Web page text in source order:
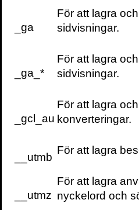
Expressen Dina
beteendeknepen som
IRåd & Rön
skriver
mitt eget behov av att
då och då…
_ga
För att lagra
sidvisningar.
_ga_*
För att lagra
sidvisningar.
_gcl_au
För att lagra
konverteringar.
__utmb
För att lagra
__utmz
För att lagra
nyckelord och